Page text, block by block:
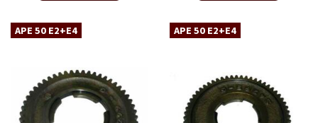
APE 50 E2+E4 APE 50 E2+E4